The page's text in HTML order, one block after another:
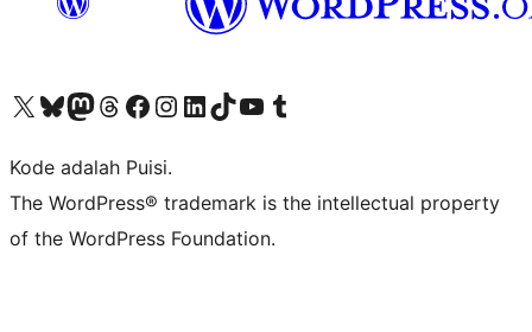
Kunjungi akun X (sebelumnya Twitter) kamiVisit our Bluesky account
Kunjungi akun Mastodon kami
Visit our Threads account
Kunjungi halaman Facebook kamiKunjungi akun Instagram kamiKunjungi akun LinkedIn kami
Visit our TikTok account
Kunjungi channel YouTube kamiVisit our Tumblr account
Kode adalah Puisi.
The WordPress® trademark is the intellectual property
of the WordPress Foundation.